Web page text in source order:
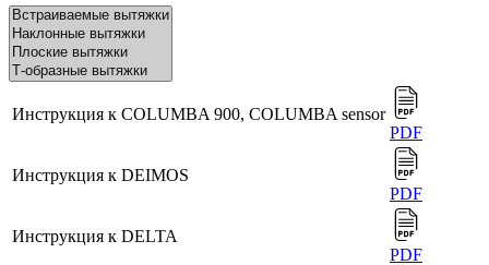
Инструкция к COLUMBA 900, COLUMBA sensor
PDF
Инструкция к DEIMOS
PDF
Инструкция к DELTA
PDF